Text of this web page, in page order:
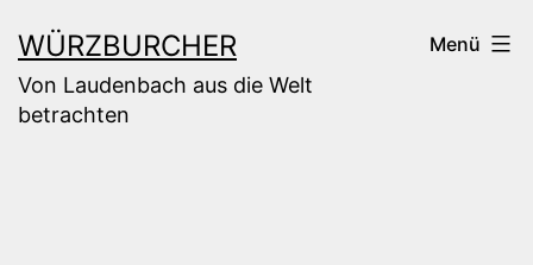
Inhalt
springen
WÜRZBURCHER
Von Laudenbach aus die Welt
betrachten
Menü